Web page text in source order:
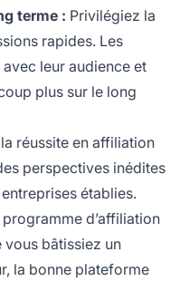
terme : Privilégiez la
rapides. Les
leur audience et
plus sur le long
réussite en affiliation
perspectives inédites
établies.
d’affiliation
vous bâtissiez un
la bonne plateforme